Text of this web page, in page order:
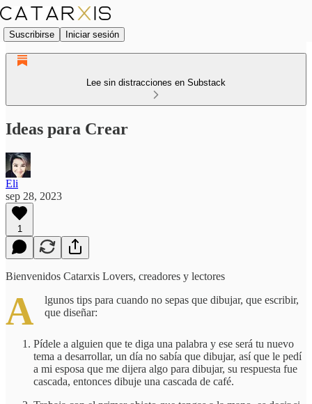
Suscribirse Iniciar sesión
Lee sin distracciones en Substack
Ideas para Crear
Eli
sep 28, 2023
1
Bienvenidos Catarxis Lovers, creadores y lectores
A
lgunos tips para cuando no sepas que dibujar, que escribir,
que diseñar:
Pídele a alguien que te diga una palabra y ese será tu nuevo
tema a desarrollar, un día no sabía que dibujar, así que le pedí
a mi esposa que me dijera algo para dibujar, su respuesta fue
cascada, entonces dibuje una cascada de café.